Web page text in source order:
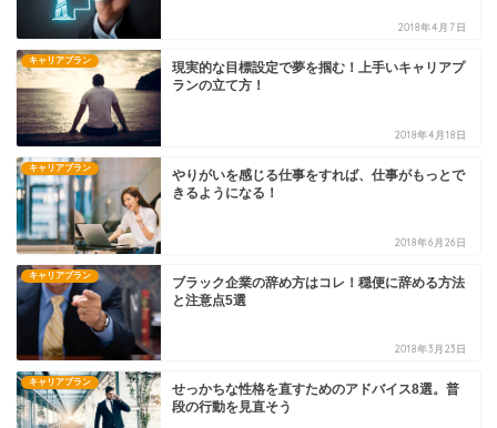
2018年4月7日
キャリアプラン
現実的な目標設定で夢を掴む！上手いキャリアプ
ランの立て方！
2018年4月18日
キャリアプラン
やりがいを感じる仕事をすれば、仕事がもっとで
きるようになる！
2018年6月26日
キャリアプラン
ブラック企業の辞め方はコレ！穏便に辞める方法
と注意点5選
2018年3月23日
キャリアプラン
せっかちな性格を直すためのアドバイス8選。普
段の行動を見直そう